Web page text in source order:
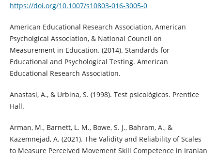
https://doi.org/10.1007/s10803-016-3005-0
American Educational Research Association, American
Psycholgical Association, & National Council on
Measurement in Education. (2014). Standards for
Educational and Psychological Testing. American
Educational Research Association.
Anastasi, A., & Urbina, S. (1998). Test psicológicos. Prentice
Hall.
Arman, M., Barnett, L. M., Bowe, S. J., Bahram, A., &
Kazemnejad, A. (2021). The Validity and Reliability of Scales
to Measure Perceived Movement Skill Competence in Iranian